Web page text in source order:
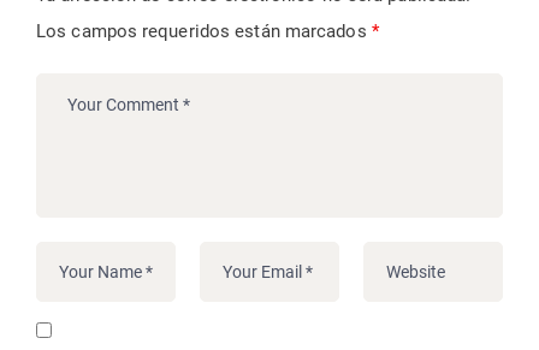
Los campos requeridos están marcados *